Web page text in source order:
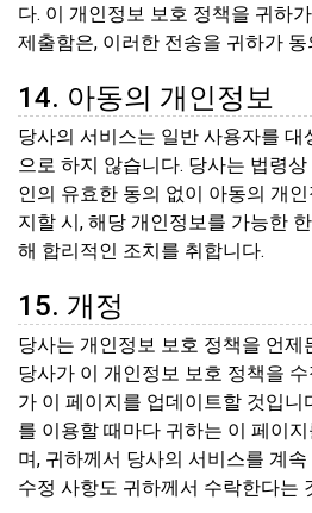
다. 이 개인정보 보호 정책을 귀하
제출함은, 이러한 전송을 귀하가
14. 아동의 개인정보
당사의 서비스는 일반 사용자를 대
으로 하지 않습니다. 당사는 법령
인의 유효한 동의 없이 아동의 개
지할 시, 해당 개인정보를 가능한
해 합리적인 조치를 취합니다.
15. 개정
당사는 개인정보 보호 정책을 언제
당사가 이 개인정보 보호 정책을
가 이 페이지를 업데이트할 것입니
를 이용할 때마다 귀하는 이 페이
며, 귀하께서 당사의 서비스를 계
수정 사항도 귀하께서 수락한다는